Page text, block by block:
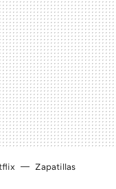
Zapatillas